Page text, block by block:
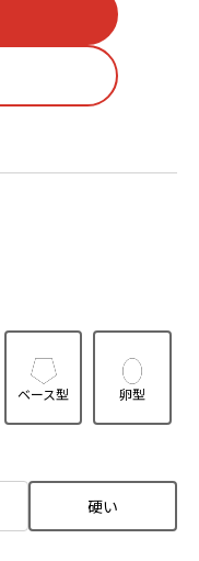
ベース型 卵型
硬い